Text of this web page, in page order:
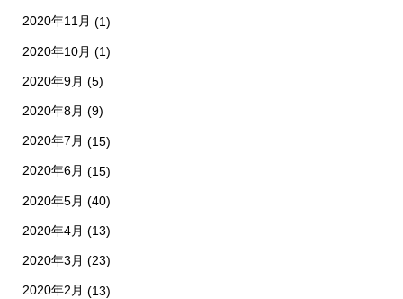
2020年11月 (1)
2020年10月 (1)
2020年9月 (5)
2020年8月 (9)
2020年7月 (15)
2020年6月 (15)
2020年5月 (40)
2020年4月 (13)
2020年3月 (23)
2020年2月 (13)